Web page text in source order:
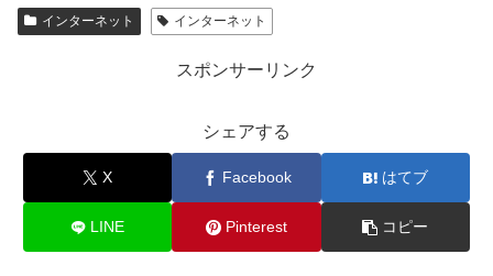
インターネット インターネット
スポンサーリンク
シェアする
X Facebook はてブ
LINE Pinterest コピー